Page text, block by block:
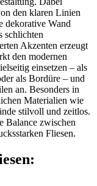
den klaren Linien
dekorative Wand
schlichten
Akzenten erzeugt
den modernen
einsetzen – als
als Bordüre – und
an. Besonders in
Materialien wie
stilvoll und zeitlos.
Balance zwischen
Fliesen.